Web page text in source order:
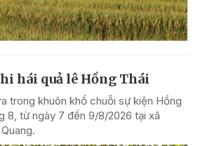
hái quả lê Hồng Thái
trong khuôn khổ chuỗi sự kiện Hồng
8, từ ngày 7 đến 9/8/2026 tại xã